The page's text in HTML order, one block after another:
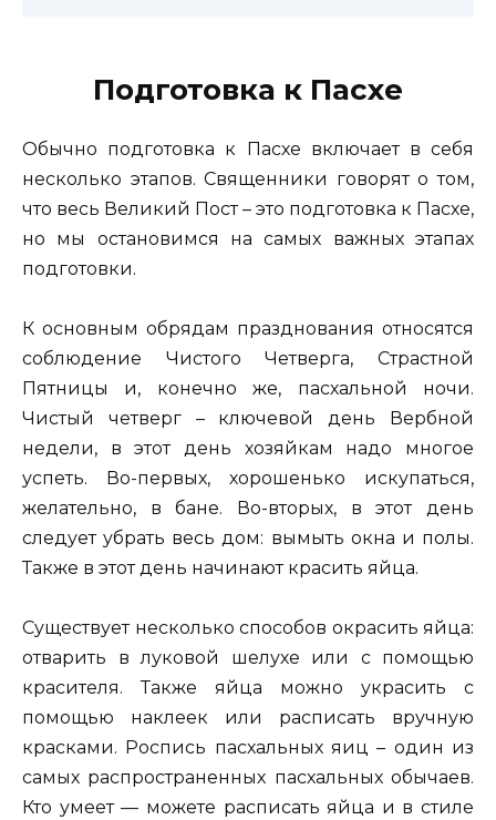
Подготовка к Пасхе
Обычно подготовка к Пасхе включает в себя
несколько этапов. Священники говорят о том,
что весь Великий Пост – это подготовка к Пасхе,
но мы остановимся на самых важных этапах
подготовки.
К основным обрядам празднования относятся
соблюдение Чистого Четверга, Страстной
Пятницы и, конечно же, пасхальной ночи.
Чистый четверг – ключевой день Вербной
недели, в этот день хозяйкам надо многое
успеть. Во-первых, хорошенько искупаться,
желательно, в бане. Во-вторых, в этот день
следует убрать весь дом: вымыть окна и полы.
Также в этот день начинают красить яйца.
Существует несколько способов окрасить яйца:
отварить в луковой шелухе или с помощью
красителя. Также яйца можно украсить с
помощью наклеек или расписать вручную
красками. Роспись пасхальных яиц – один из
самых распространенных пасхальных обычаев.
Кто умеет — можете расписать яйца и в стиле